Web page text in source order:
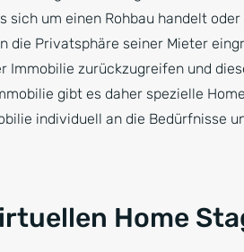
sich um einen Rohbau handelt
die Privatsphäre seiner Mieter
Immobilie zurückzugreifen und
gibt es daher spezielle
individuell an die Bedürfnisse
Home